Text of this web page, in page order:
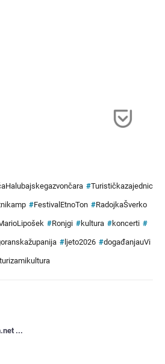
#Turističkazajednic
#FestivalEtnoTon #RadojkaŠverko
#Ronjgi #kultura #koncerti #
# ljeto2026 #događanjauVi
turizamikultura
...